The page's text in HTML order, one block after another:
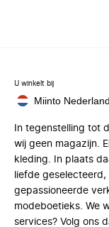
U winkelt bij
Miinto Nederland
In tegenstelling tot
wij geen magazijn.
kleding. In plaats
liefde
gepassioneerde
modeboetieks. We
services? Volg ons